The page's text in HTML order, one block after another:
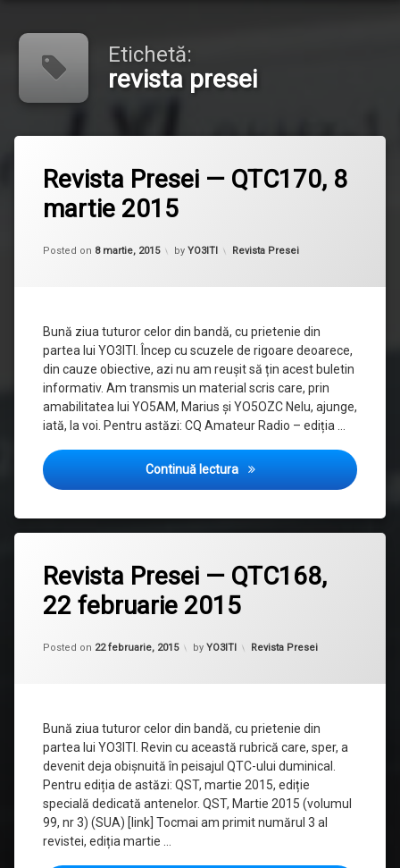
Etichetă:
revista presei
Revista Presei — QTC170, 8
martie 2015
Posted on 8 martie, 2015
Updated on 12 noiembrie, 2015
by YO3ITI Categorii:
Revista Presei
Bună ziua tuturor celor din bandă, cu prietenie din
partea lui YO3ITI. Încep cu scuzele de rigoare deoarece,
din cauze obiective, azi nu am reușit să țin acest buletin
informativ. Am transmis un material scris care, prin
amabilitatea lui YO5AM, Marius și YO5OZC Nelu, ajunge,
iată, la voi. Pentru astăzi: CQ Amateur Radio – ediția …
Continuă lectura Revista Presei — QTC170,
revista
presei
Revista Presei — QTC168,
22 februarie 2015
Posted on 22 februarie, 2015
Updated on 12 noiembrie, 2015
by YO3ITI Categorii:
Revista Presei
Bună ziua tuturor celor din bandă, cu prietenie din
partea lui YO3ITI. Revin cu această rubrică care, sper, a
devenit deja obișnuită în peisajul QTC-ului duminical.
Pentru ediția de astăzi: QST, martie 2015, ediție
specială dedicată antenelor. QST, Martie 2015 (volumul
99, nr 3) (SUA) [link] Tocmai am primit numărul 3 al
revistei, ediția martie …
revista
presei